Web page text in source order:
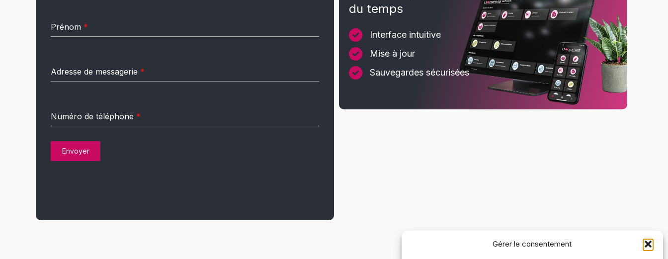
Gérer le consentement
Prénom *
Adresse de messagerie *
Numéro de téléphone *
Envoyer
du temps
Interface intuitive
Mise à jour
Sauvegardes sécurisées